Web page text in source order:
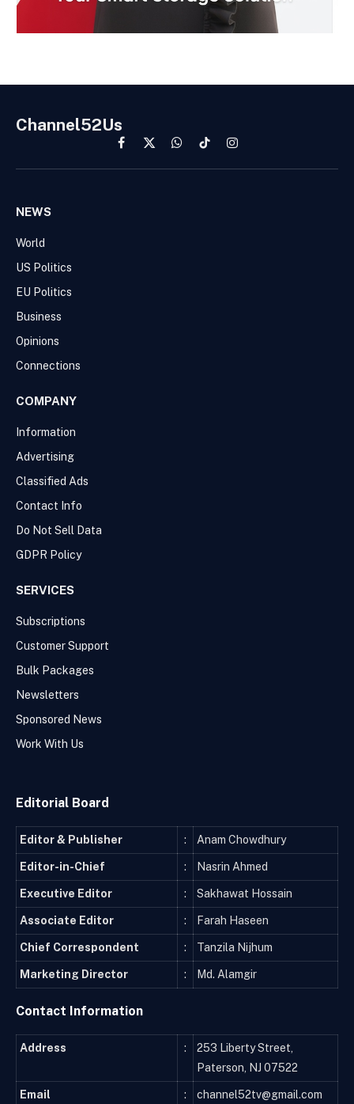
Channel52Us
Facebook
X
(Twitter)
WhatsApp
TikTokInstagram
NEWS
World
US Politics
EU Politics
Business
Opinions
Connections
COMPANY
Information
Advertising
Classified Ads
Contact Info
Do Not Sell Data
GDPR Policy
SERVICES
Subscriptions
Customer Support
Bulk Packages
Newsletters
Sponsored News
Work With Us
Editorial Board
Editor & Publisher : Anam Chowdhury
Editor-in-Chief : Nasrin Ahmed
Executive Editor : Sakhawat Hossain
Associate Editor : Farah Haseen
Chief Correspondent : Tanzila Nijhum
Marketing Director : Md. Alamgir
Contact Information
Address :
253 Liberty Street,
Paterson, NJ 07522
Email : channel52tv@gmail.com